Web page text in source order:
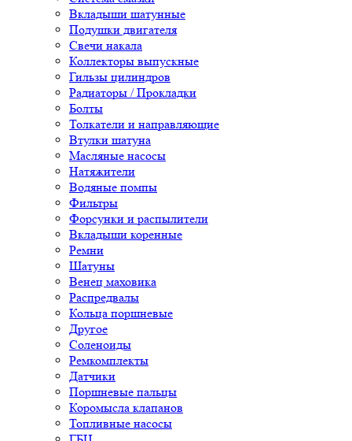
Вкладыши шатунные
Подушки двигателя
Свечи накала
Коллекторы выпускные
Гильзы цилиндров
Радиаторы / Прокладки
Болты
Толкатели и направляющие
Втулки шатуна
Масляные насосы
Натяжители
Водяные помпы
Фильтры
Форсунки и распылители
Вкладыши коренные
Ремни
Шатуны
Венец маховика
Распредвалы
Кольца поршневые
Другое
Соленоиды
Ремкомплекты
Датчики
Поршневые пальцы
Коромысла клапанов
Топливные насосы